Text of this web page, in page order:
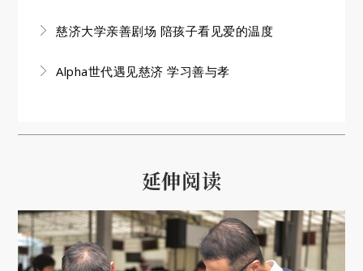
慈济大学亲善剧场 陪孩子看见爱的温度
Alpha世代遇见慈济 学习善与孝
延伸阅读